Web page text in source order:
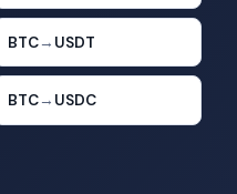
BTC→ USDT
BTC→ USDC